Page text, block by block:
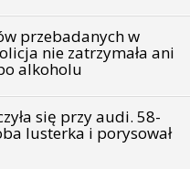
przebadanych w
nie zatrzymała ani
alkoholu
się przy audi. 58-
lusterka i porysował